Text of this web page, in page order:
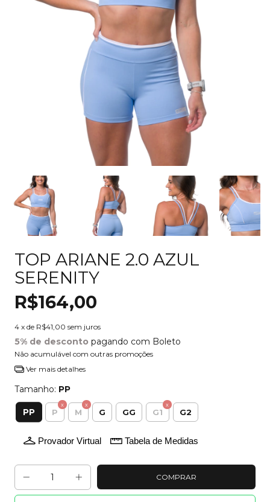
TOP ARIANE 2.0 AZUL
SERENITY
R$164,00
4 x de R$41,00 sem juros
5% de desconto pagando com Boleto
Não acumulável com outras promoções
Ver mais detalhes
Tamanho: PP
PP P M G GG G1 G2
Provador Virtual Tabela de Medidas